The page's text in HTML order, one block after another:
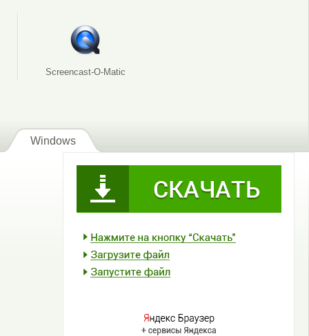
Screencast-O-Matic
Windows